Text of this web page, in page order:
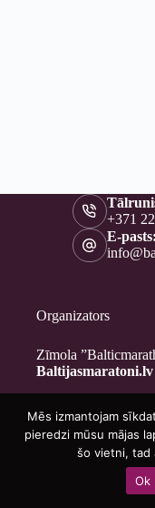
+371
E-pasts:
Organizators
Zīmola
Baltijasmaratoni.lv
Kontakti
Par mums
Privātuma
Copyright ©
Mēs izmantojam
pieredzi mūsu mājas
šo vietni, tad
Ok